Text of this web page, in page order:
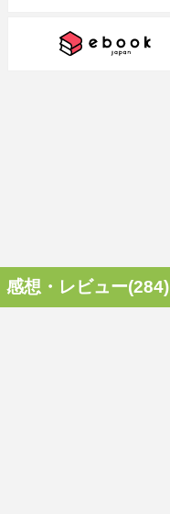
感想・レビュー(284)